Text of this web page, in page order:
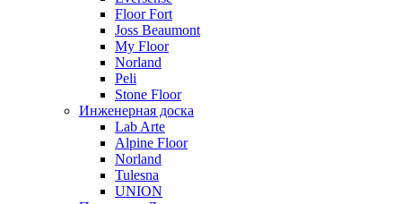
Floor Fort
Joss Beaumont
My Floor
Norland
Peli
Stone Floor
Инженерная доска
Lab Arte
Alpine Floor
Norland
Tulesna
UNION